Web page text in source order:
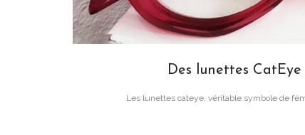
Des lunettes
Les lunettes cateye, véritable symbole de